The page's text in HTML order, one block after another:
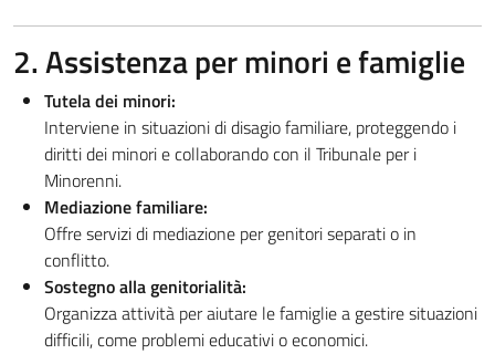
2. Assistenza per minori e famiglie
Tutela dei minori:
Interviene in situazioni di disagio familiare, proteggendo i
diritti dei minori e collaborando con il Tribunale per i
Minorenni.
Mediazione familiare:
Offre servizi di mediazione per genitori separati o in
conflitto.
Sostegno alla genitorialità:
Organizza attività per aiutare le famiglie a gestire situazioni
difficili, come problemi educativi o economici.